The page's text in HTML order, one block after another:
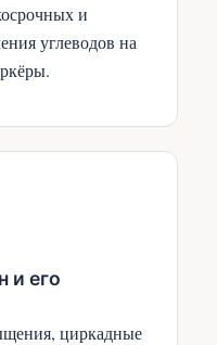
и
углеводов на
и его
циркадные